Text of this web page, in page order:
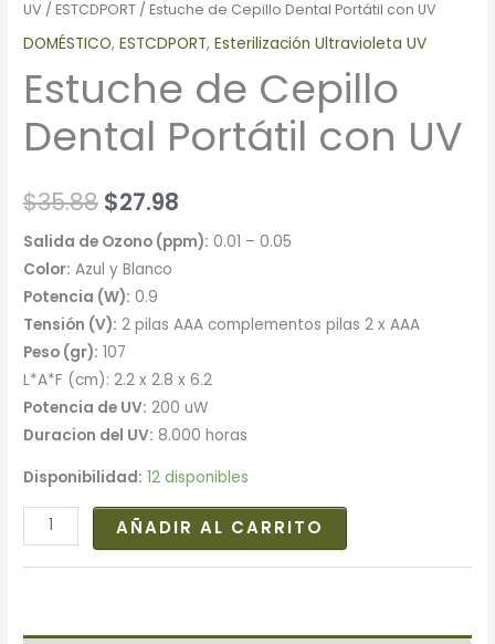
UV /ESTCDPORT / Estuche de Cepillo Dental Portátil con UV
DOMÉSTICO,ESTCDPORT,Esterilización Ultravioleta UV
Estuche de Cepillo
Dental Portátil con UV
$35.88 $27.98
Salida de Ozono (ppm): 0.01 – 0.05
Color: Azul y Blanco
Potencia (W): 0.9
Tensión (V): 2 pilas AAA complementos pilas 2 x AAA
Peso (gr): 107
L*A*F (cm): 2.2 x 2.8 x 6.2
Potencia de UV: 200 uW
Duracion del UV: 8.000 horas
Disponibilidad: 12 disponibles
AÑADIR AL CARRITO